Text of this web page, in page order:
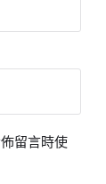
留言時使